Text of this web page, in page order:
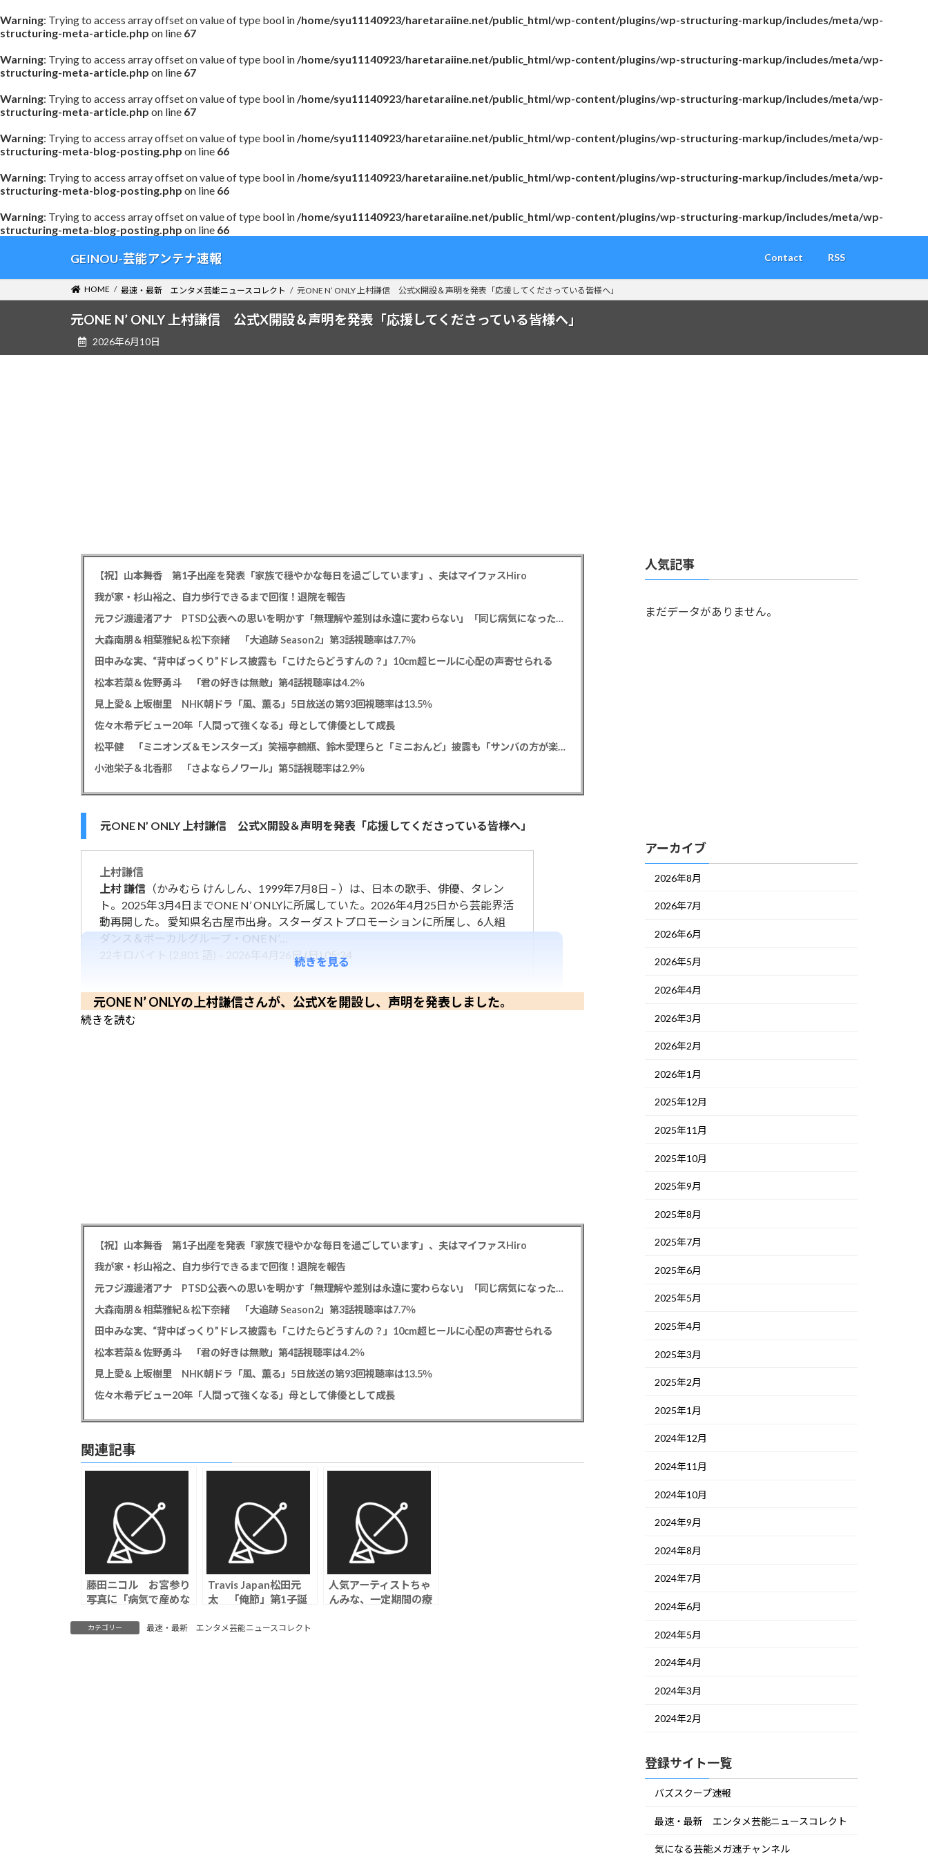
Warning: Trying to access array offset on value of type bool in/home/syu11140923/haretaraiine.net/public_html/wp-content/plugins/wp-structuring-markup/includes/meta/wp-
structuring-meta-article.php on line 67
Warning: Trying to access array offset on value of type bool in/home/syu11140923/haretaraiine.net/public_html/wp-content/plugins/wp-structuring-markup/includes/meta/wp-
structuring-meta-article.php on line 67
Warning: Trying to access array offset on value of type bool in/home/syu11140923/haretaraiine.net/public_html/wp-content/plugins/wp-structuring-markup/includes/meta/wp-
structuring-meta-article.php on line 67
Warning: Trying to access array offset on value of type bool in/home/syu11140923/haretaraiine.net/public_html/wp-content/plugins/wp-structuring-markup/includes/meta/wp-
structuring-meta-blog-posting.php on line 66
Warning: Trying to access array offset on value of type bool in/home/syu11140923/haretaraiine.net/public_html/wp-content/plugins/wp-structuring-markup/includes/meta/wp-
structuring-meta-blog-posting.php on line 66
Warning: Trying to access array offset on value of type bool in/home/syu11140923/haretaraiine.net/public_html/wp-content/plugins/wp-structuring-markup/includes/meta/wp-
structuring-meta-blog-posting.php on line 66
テ
ゲ
GEINOU-芸能アンテナ速報 Contact RSS
HOME 最速・最新 エンタメ芸能ニュースコレクト 元ONE N’ ONLY 上村謙信 公式X開設＆声明を発表「応援してくださっている皆様へ」
元ONE N’ ONLY 上村謙信 公式X開設＆声明を発表「応援してくださっている皆様へ」
2026年6月10日
【祝】山本舞香 第1子出産を発表「家族で穏やかな毎日を過ごしています」、夫はマイファスHiro
我が家・杉山裕之、自力歩行できるまで回復！退院を報告
元フジ渡邊渚アナ PTSD公表への思いを明かす「無理解や差別は永遠に変わらない」「同じ病気になったことのない人間にはわからない」
大森南朋＆相葉雅紀＆松下奈緒 「大追跡 Season2」第3話視聴率は7.7％
田中みな実、“背中ぱっくり”ドレス披露も「こけたらどうすんの？」10cm超ヒールに心配の声寄せられる
松本若菜＆佐野勇斗 「君の好きは無敵」第4話視聴率は4.2％
見上愛＆上坂樹里 NHK朝ドラ「風、薫る」5日放送の第93回視聴率は13.5％
佐々木希デビュー20年「人間って強くなる」母として俳優として成長
松平健 「ミニオンズ＆モンスターズ」笑福亭鶴瓶、鈴木愛理らと「ミニおんど」披露も「サンバの方が楽」と本音
小池栄子＆北香那 「さよならノワール」第5話視聴率は2.9％
元ONE N’ ONLY 上村謙信 公式X開設＆声明を発表「応援してくださっている皆様へ」
上村謙信
上村謙信 （かみむら けんしん、1999年7月8日 – ）は、日本の歌手、俳優、タレン
ト。2025年3月4日までONE N’ ONLYに所属していた。2026年4月25日から芸能界活
動再開した。 愛知県名古屋市出身。スターダストプロモーションに所属し、6人組
ダンス＆ボーカルグループ・ONE N’…
22キロバイト (2,801 語) – 2026年4月26日 (日) 05:24
元ONE N’ ONLYの上村謙信さんが、公式Xを開設し、声明を発表しました。
続きを読む
続きを見る
【祝】山本舞香 第1子出産を発表「家族で穏やかな毎日を過ごしています」、夫はマイファスHiro
我が家・杉山裕之、自力歩行できるまで回復！退院を報告
元フジ渡邊渚アナ PTSD公表への思いを明かす「無理解や差別は永遠に変わらない」「同じ病気になったことのない人間にはわからない」
大森南朋＆相葉雅紀＆松下奈緒 「大追跡 Season2」第3話視聴率は7.7％
田中みな実、“背中ぱっくり”ドレス披露も「こけたらどうすんの？」10cm超ヒールに心配の声寄せられる
松本若菜＆佐野勇斗 「君の好きは無敵」第4話視聴率は4.2％
見上愛＆上坂樹里 NHK朝ドラ「風、薫る」5日放送の第93回視聴率は13.5％
佐々木希デビュー20年「人間って強くなる」母として俳優として成長
関連記事
藤田ニコル お宮参り
写真に「病気で産めな
判を乙武洋匡が論破
Travis Japan松田元
太 「俺節」第1子誕
友に嫉妬？「僕にもか
人気アーティストちゃ
んみな、一定期間の療
カテゴリー 最速・最新 エンタメ芸能ニュースコレクト
人気記事
まだデータがありません。
アーカイブ
2026年8月
2026年7月
2026年6月
2026年5月
2026年4月
2026年3月
2026年2月
2026年1月
2025年12月
2025年11月
2025年10月
2025年9月
2025年8月
2025年7月
2025年6月
2025年5月
2025年4月
2025年3月
2025年2月
2025年1月
2024年12月
2024年11月
2024年10月
2024年9月
2024年8月
2024年7月
2024年6月
2024年5月
2024年4月
2024年3月
2024年2月
登録サイト一覧
バズスクープ速報
最速・最新 エンタメ芸能ニュースコレクト
気になる芸能メガ速チャンネル